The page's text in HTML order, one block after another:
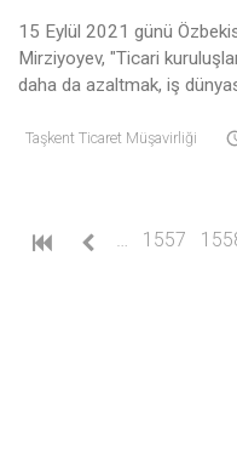
15 Eylül 2021 günü
Mirziyoyev, "Ticari
daha da azaltmak, iş
Taşkent Ticaret Müşavirliği
… 1557